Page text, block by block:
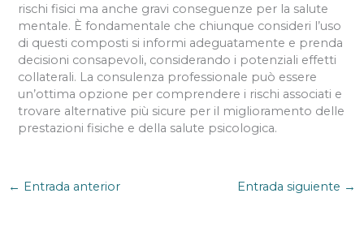
rischi fisici ma anche gravi conseguenze per la salute
mentale. È fondamentale che chiunque consideri l’uso
di questi composti si informi adeguatamente e prenda
decisioni consapevoli, considerando i potenziali effetti
collaterali. La consulenza professionale può essere
un’ottima opzione per comprendere i rischi associati e
trovare alternative più sicure per il miglioramento delle
prestazioni fisiche e della salute psicologica.
← Entrada anterior Entrada siguiente →